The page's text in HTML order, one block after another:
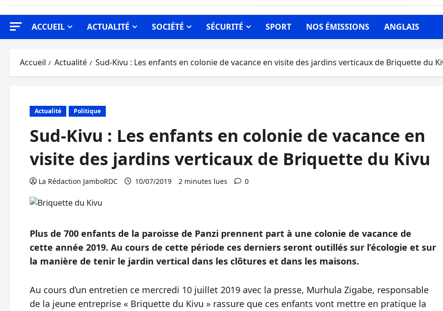
ACCUEIL ACTUALITÉ SOCIÉTÉ SÉCURITÉ SPORT NOS ÉMISSIONS ANGLAIS
Accueil Actualité Sud-Kivu : Les enfants en colonie de vacance en visite des jardins verticaux de Briquette du
Actualité Politique
Sud-Kivu : Les enfants en colonie de vacance en
visite des jardins verticaux de Briquette du Kivu
La Rédaction JamboRDC 10/07/2019 2 minutes lues 0
Plus de 700 enfants de la paroisse de Panzi prennent part à une colonie de vacance de
cette année 2019. Au cours de cette période ces derniers seront outillés sur l’écologie et sur
la manière de tenir le jardin vertical dans les clôtures et dans les maisons.
Au cours d’un entretien ce mercredi 10 juillet 2019 avec la presse, Murhula Zigabe, responsable
de la jeune entreprise « Briquette du Kivu » rassure que ces enfants vont mettre en pratique la